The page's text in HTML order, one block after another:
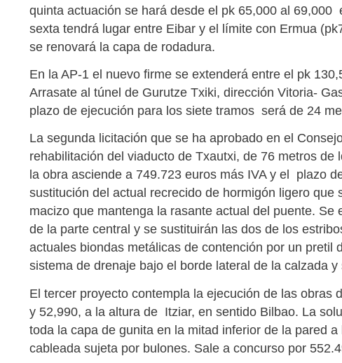
quinta actuación se hará desde el pk 65,000 al
sexta tendrá lugar entre Eibar y el límite con Ermua
se renovará la capa de rodadura.
En la AP-1 el nuevo firme se extenderá entre el pk
Arrasate al túnel de Gurutze Txiki, dirección Vitoria-
plazo de ejecución para los siete tramos será de 24
La segunda licitación que se ha aprobado en el
rehabilitación del viaducto de Txautxi, de 76 metros
la obra asciende a 749.723 euros más IVA y el plazo
sustitución del actual recrecido de hormigón ligero
macizo que mantenga la rasante actual del puente.
de la parte central y se sustituirán las dos de los
actuales biondas metálicas de contención por un pretil
sistema de drenaje bajo el borde lateral de la calzada
El tercer proyecto contempla la ejecución de las
y 52,990, a la altura de Itziar, en sentido Bilbao. La
toda la capa de gunita en la mitad inferior de la pared
cableada sujeta por bulones. Sale a concurso por